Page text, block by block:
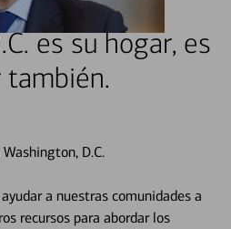
es su hogar, es
D.C.
a nuestras comunidades a
recursos para abordar los